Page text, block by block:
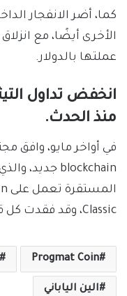
كما، أضر الانفجار
الأخرى أيضًا، مع
عملتها بالدولار.
منذ الحدث.
Classic، وقد فقدت كل قيمتها تقريبًا
Progmat Coin
الين الياباني